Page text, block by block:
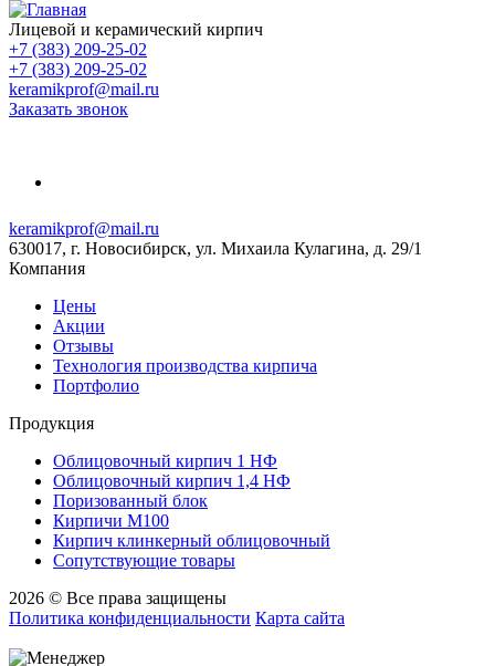
Лицевой и керамический кирпич
+7 (383) 209-25-02
+7 (383) 209-25-02
keramikprof@mail.ru
Заказать звонок
keramikprof@mail.ru
630017, г. Новосибирск, ул. Михаила Кулагина, д. 29/1
Компания
Цены
Акции
Отзывы
Технология производства кирпича
Портфолио
Продукция
Облицовочный кирпич 1 НФ
Облицовочный кирпич 1,4 НФ
Поризованный блок
Кирпичи М100
Кирпич клинкерный облицовочный
Сопутствующие товары
2026 © Все права защищены
Политика конфиденциальности Карта сайта